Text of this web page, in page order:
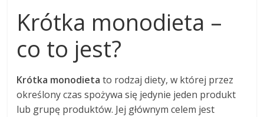
Krótka monodieta –
co to jest?
Krótka monodieta to rodzaj diety, w której przez
określony czas spożywa się jedynie jeden produkt
lub grupę produktów. Jej głównym celem jest